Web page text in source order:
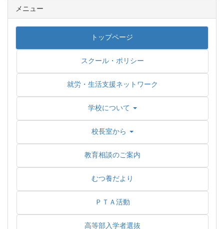
メニュー
トップページ
スクール・ポリシー
就労・生活支援ネットワーク
学校について
校長室から
教育相談のご案内
むつ養だより
ＰＴＡ活動
高等部入学者選抜